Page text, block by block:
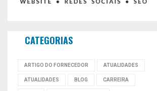
CATEGORIAS
ARTIGO DO FORNECEDOR ATUALIDADES
ATUALIDADES BLOG CARREIRA